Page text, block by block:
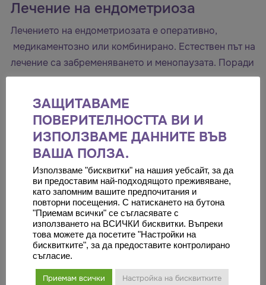
Лечение на ендометриоза
Лечението на ендометриозата е оперативно,
медикаментозно или комбинирано. Естествен път на
лечение са забременяването и менопаузата. Поради
характерните хормонални промени, които протичат
състояния също могат да се считат за своеобразно
„лечение“, съпроводено с отзвучаването на
симптомите. Ако пациентката успее да забременее,
проблемите, свързани със заболяването, ще
приключат за дълъг период. Невинаги
ендометриозата се влияе от медикаментозно
лечение, невинаги тя позволява забременяването да
се случи по естествен път, което налага пристъпване
към ин витро процедури.
Въпреки всичко казано до тук когато говорим за
подобни заболявания по-важно е да се проследи
ЗАЩИТАВАМЕ
ПОВЕРИТЕЛНОСТТА ВИ И
ИЗПОЛЗВАМЕ ДАННИТЕ ВЪВ
ВАША ПОЛЗА.
Използваме "бисквитки" на нашия уебсайт, за да
ви предоставим най-подходящото преживяване,
като запомним вашите предпочитания и
повторни посещения. С натискането на бутона
"Приемам всички" се съгласявате с
използването на ВСИЧКИ бисквитки. Въпреки
това можете да посетите "Настройки на
бисквитките", за да предоставите контролирано
съгласие.
Приемам всички Настройка на бисквитките